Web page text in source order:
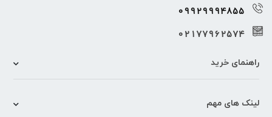
09929994855
02177962574
راهنمای خرید
لینک های مهم